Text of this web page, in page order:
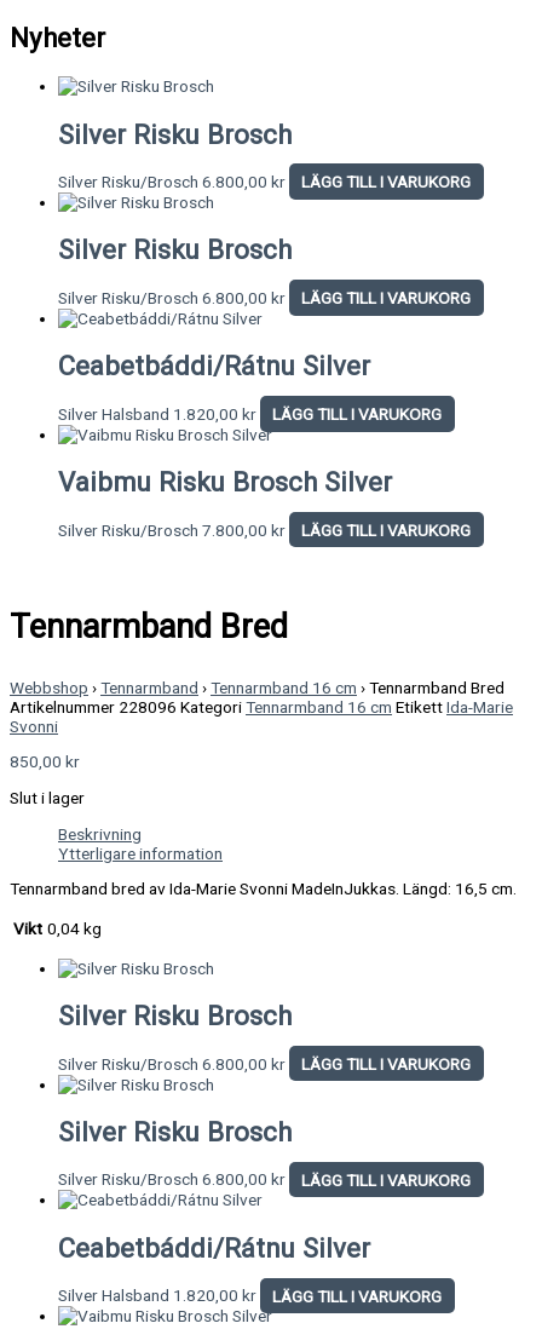
Nyheter
Silver Risku Brosch
Silver Risku/Brosch 6.800,00 kr LÄGG TILL I VARUKORG
Silver Risku Brosch
Silver Risku/Brosch 6.800,00 kr LÄGG TILL I VARUKORG
Ceabetbáddi/Rátnu Silver
Silver Halsband 1.820,00 kr LÄGG TILL I VARUKORG
Vaibmu Risku Brosch Silver
Silver Risku/Brosch 7.800,00 kr LÄGG TILL I VARUKORG
Tennarmband Bred
Webbshop ›Tennarmband ›Tennarmband 16 cm ›Tennarmband Bred
Artikelnummer 228096 KategoriTennarmband 16 cm EtikettIda-Marie
Svonni
850,00 kr
Slut i lager
Beskrivning
Ytterligare information
Tennarmband bred av Ida-Marie Svonni MadeInJukkas. Längd: 16,5 cm.
Vikt 0,04 kg
Silver Risku Brosch
Silver Risku/Brosch 6.800,00 kr LÄGG TILL I VARUKORG
Silver Risku Brosch
Silver Risku/Brosch 6.800,00 kr LÄGG TILL I VARUKORG
Ceabetbáddi/Rátnu Silver
Silver Halsband 1.820,00 kr LÄGG TILL I VARUKORG